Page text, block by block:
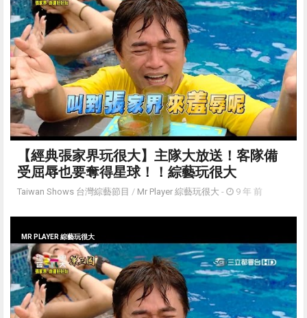
【經典張家界玩很大】主隊大放送！客隊備
受屈辱也要奪得星球！！綜藝玩很大
Taiwan Shows 台灣綜藝節目 / Mr Player 綜藝玩很大 - 9 年 前
MR PLAYER 綜藝玩很大